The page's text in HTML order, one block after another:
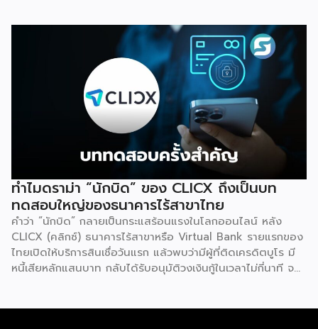
จะเข้ามาขยายธุรกิจให้เติบโตในระดับโลก จุดเปลี่ยนสำคัญเกิดขึ้น
ในปี 2014 เมื่อ Unison Capital กองทุน PE จากญี่ปุ่นเข้าซื้อ
ธุรกิจในเกาหลีใต้และผลักดันแผนขยายตัวทั่วโลก ตามด้วยปี
2019 ที่ TA Associates เข้าเทกโอเวอร์ต่อ และล่าสุดคือการส่ง
ไม้ต่อให้ Bain Capital ในปี 2026 นี้ ตลอดสองทศวรรษ
Gong Cha ขยายจากร้านเดียวสู่เครือข่ายกว่า 2,100 สาขาในกว่า
ทำไมดราม่า “นักบิด” ของ CLICX ถึงเป็นบท
ทดสอบใหญ่ของธนาคารไร้สาขาไทย
คำว่า “นักบิด” กลายเป็นกระแสร้อนแรงในโลกออนไลน์ หลัง
CLICX (คลิกซ์) ธนาคารไร้สาขาหรือ Virtual Bank รายแรกของ
ไทยเปิดให้บริการสินเชื่อวันแรก แล้วพบว่ามีผู้ที่ติดเครดิตบูโร มี
หนี้เสียหลักแสนบาท กลับได้รับอนุมัติวงเงินกู้ในเวลาไม่กี่นาที จน